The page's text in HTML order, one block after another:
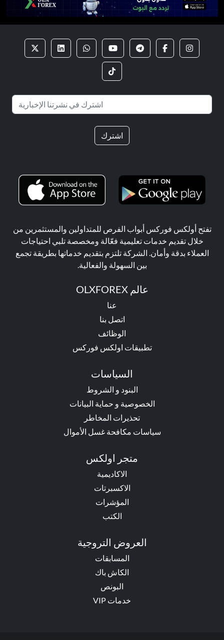
اشترك
تفتح أولكس فوركس أبواب الفرص للمتداولين والمستثمرين من
خلال تقديم خدمات تعليمية فعّالة ومخصصة تلبي احتياجات
العملاء بدقة وأمان. الشركة تلتزم بتقديم خدماتها بطريقة تجمع
بين السهولة والفعالية.
عالم OLXFOREX
عنا
اتصل بنا
الوظائف
تطبيقات اولكس فوركس
السياسات
البنود و الشروط
الخصوصية و حماية البيانات
تحذيرات المخاطر
سياسات مكافحة غسل الأموال
متجر اولكس
الاكاديمية
الاكسبرتات
المؤشرات
الكتب
العروض التروجية
المسابقات
الكاش باك
البونص
خدمات VIP